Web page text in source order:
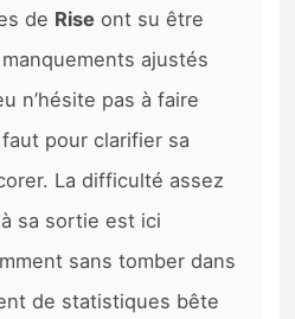
de Rise ont su être
ajustés
n’hésite pas à faire
pour clarifier sa
La difficulté assez
à sa sortie est ici
sans tomber dans
de statistiques bête